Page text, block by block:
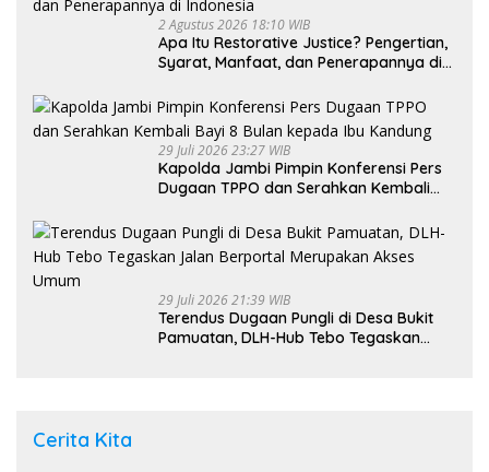
2 Agustus 2026 18:10 WIB
Apa Itu Restorative Justice? Pengertian,
Syarat, Manfaat, dan Penerapannya di
29 Juli 2026 23:27 WIB
Kapolda Jambi Pimpin Konferensi Pers
Dugaan TPPO dan Serahkan Kembali
29 Juli 2026 21:39 WIB
Terendus Dugaan Pungli di Desa Bukit
Pamuatan, DLH-Hub Tebo Tegaskan
Cerita Kita